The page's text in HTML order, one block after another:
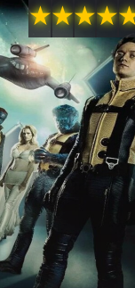
★
★
★
★